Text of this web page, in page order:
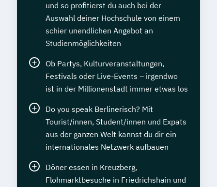
und so profitierst du auch bei der
Auswahl deiner Hochschule von einem
schier unendlichen Angebot an
Studienmöglichkeiten
Ob Partys, Kulturveranstaltungen,
Festivals oder Live-Events – irgendwo
ist in der Millionenstadt immer etwas los
Do you speak Berlinerisch? Mit
Tourist/innen, Student/innen und Expats
aus der ganzen Welt kannst du dir ein
internationales Netzwerk aufbauen
Döner essen in Kreuzberg,
Flohmarktbesuche in Friedrichshain und